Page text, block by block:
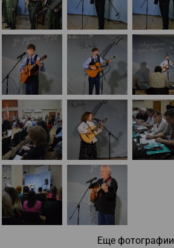
Еще фотографии